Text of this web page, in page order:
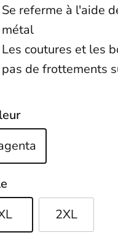
Se referme à l'aide
métal
Les coutures et les
pas de frottements
2XL